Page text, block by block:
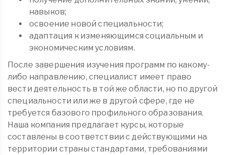
навыков;
освоение новой специальности;
адаптация к изменяющимся социальным и
экономическим условиям.
После завершения изучения программ по какому-
либо направлению, специалист имеет право
вести деятельность в той же области, но по другой
специальности или же в другой сфере, где не
требуется базового профильного образования.
Наша компания предлагает курсы, которые
составлены в соответствии с действующими на
территории страны стандартами, требованиями